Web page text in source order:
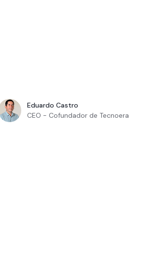
Eduardo Castro
CEO - Cofundador de Tecnoera